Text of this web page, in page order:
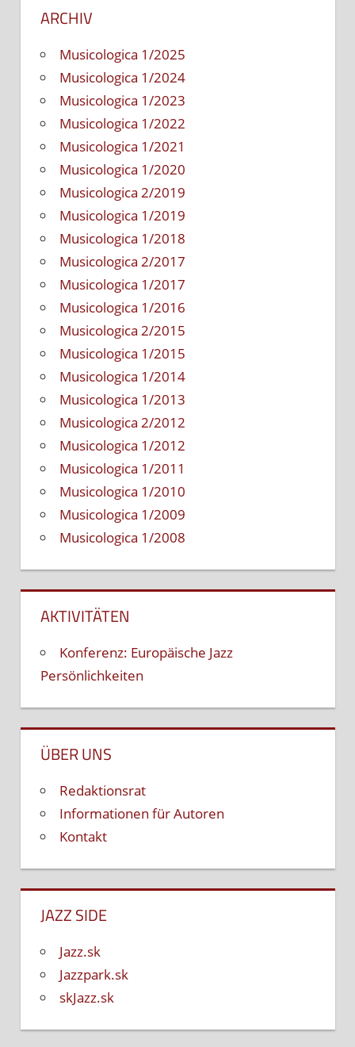
ARCHIV
Musicologica 1/2025
Musicologica 1/2024
Musicologica 1/2023
Musicologica 1/2022
Musicologica 1/2021
Musicologica 1/2020
Musicologica 2/2019
Musicologica 1/2019
Musicologica 1/2018
Musicologica 2/2017
Musicologica 1/2017
Musicologica 1/2016
Musicologica 2/2015
Musicologica 1/2015
Musicologica 1/2014
Musicologica 1/2013
Musicologica 2/2012
Musicologica 1/2012
Musicologica 1/2011
Musicologica 1/2010
Musicologica 1/2009
Musicologica 1/2008
AKTIVITÄTEN
Konferenz: Europäische Jazz
Persönlichkeiten
ÜBER UNS
Redaktionsrat
Informationen für Autoren
Kontakt
JAZZ SIDE
Jazz.sk
Jazzpark.sk
skJazz.sk